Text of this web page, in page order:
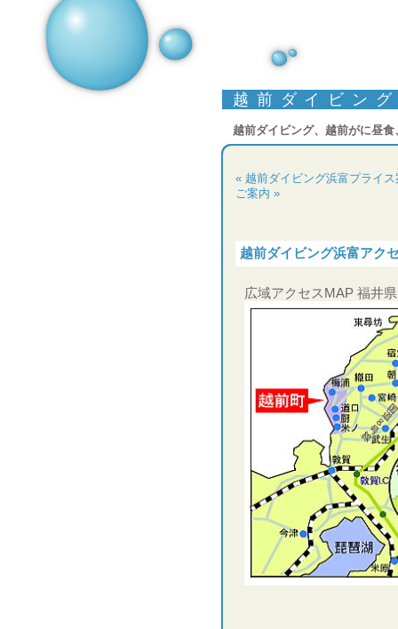
越前ダイビン
越前ダイビング、越前がに昼
« 越前ダイビング浜富プライ
ご案内 »
越前ダイビング浜富アク
広域アクセスMAP 福井県